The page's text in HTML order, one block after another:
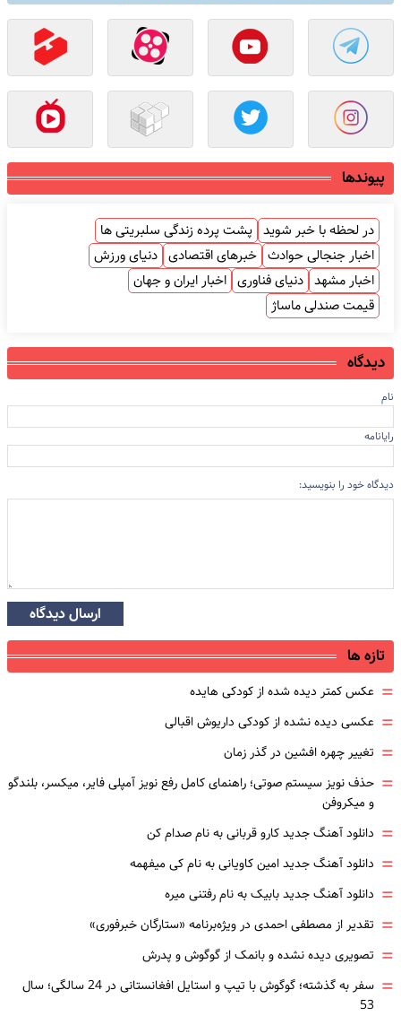
پیوندها
در لحظه با خبر شوید پشت پرده زندگی سلبریتی ها
اخبار جنجالی حوادث خبرهای اقتصادی دنیای ورزش
اخبار مشهد دنیای فناوری اخبار ایران و جهان
قیمت صندلی ماساژ
دیدگاه
نام
رایانامه
دیدگاه خود را بنویسید:
ارسال دیدگاه
تازه ها
= عکس کمتر دیده شده از کودکی هایده
= عکسی دیده نشده از کودکی داریوش اقبالی
= تغییر چهره افشین در گذر زمان
= حذف نویز سیستم صوتی؛ راهنمای کامل رفع نویز آمپلی فایر، میکسر، بلندگو
و میکروفن
= دانلود آهنگ جدید کارو قربانی به نام صدام کن
= دانلود آهنگ جدید امین کاویانی به نام کی میفهمه
= دانلود آهنگ جدید بابیک به نام رفتنی میره
= تقدیر از مصطفی احمدی در ویژه‌برنامه «ستارگان خبرفوری»
= تصویری دیده نشده و بانمک از گوگوش و پدرش
=
سفر به گذشته؛ گوگوش با تیپ و استایل افغانستانی در 24 سالگی؛ سال
53